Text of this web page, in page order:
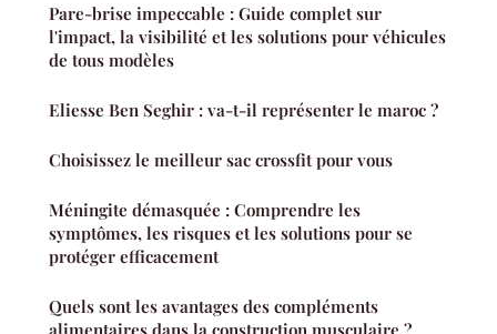
Pare-brise impeccable : Guide complet sur
l'impact, la visibilité et les solutions pour véhicules
de tous modèles
Eliesse Ben Seghir : va-t-il représenter le maroc ?
Choisissez le meilleur sac crossfit pour vous
Méningite démasquée : Comprendre les
symptômes, les risques et les solutions pour se
protéger efficacement
Quels sont les avantages des compléments
alimentaires dans la construction musculaire ?